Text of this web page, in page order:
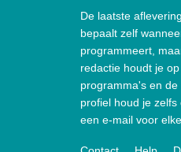
De laatste
bepaalt zelf
programmeert,
redactie houdt je
programma's en
profiel houd je
een e-mail voor